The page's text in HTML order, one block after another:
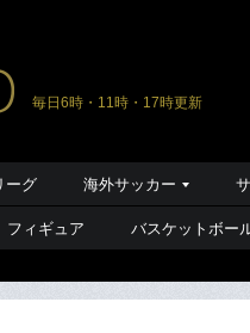
毎日6時・11時・17時更新
ーグ 海外サッカー
フィギュア バスケットボー